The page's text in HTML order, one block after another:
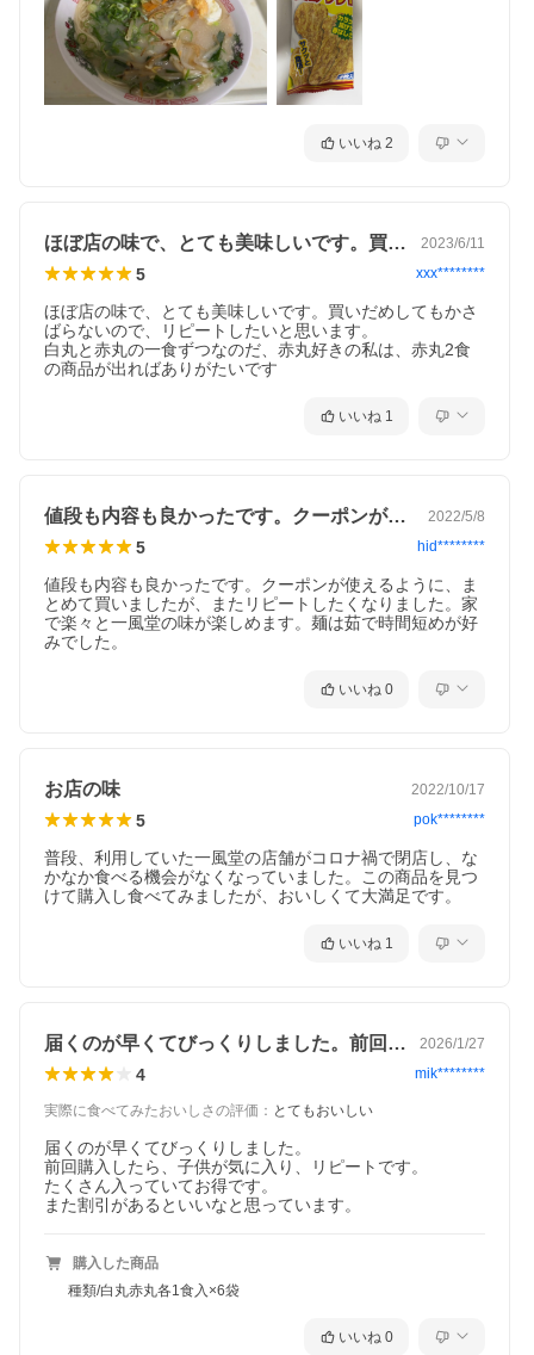
包装・のし 不可
間々町大間々2458-2
原材料名
●麺：小麦粉(国内製造)、食塩／かんすい
●スープ：ポークエキス、豚脂、なたね
油、たん白加水分解物、食塩、しょうゆ、
砂糖、にんにくペースト、酵母エキス、調
●スープ：ポークエキス、豚脂、なたね
油、たん白加水分解物、食塩、しょうゆ、
味エキス／調味料(アミノ酸等)、酒精、加
ゆ、唐辛子、みそ、食塩、豆板醤、パプリ
カ粉末、ごま油、醸造酢、生姜ペースト、
にんにくペースト／酒精、調味料(アミノ
酸等)、加工でんぷん、着色料(カロチノイ
ン)
※調理画像はイメージです。詳細は原材料をご確認ください。
※納品書、領収書の同梱は不可となります。商品ご到着後、注文履歴よ
りお客様にて印刷お願いいたします。
style="padding: 12px; text-align: left; font-weight: bold; backgroun
d-color: #f0f0f5;">包装・のし 不可 製造所 麺：星野物産 株式会社
群馬県みどり市大間々町大間々2458-2
スープ、辛味噌、香油：一番食品 株式会社 福岡県飯塚市伊川663-
●麺：小麦粉(国内製造)、食塩／かんすい
●スープ：ポークエキス(国内製造)、豚脂、食塩、たん白加水分解
物(大豆、ゼラチンを含む)、しょうゆ(小麦を含む)、砂糖、にんに
ん、カラメル色素、増粘剤(グァーガム)、香料
いいね 2
ほぼ店の味で、とても美味しいです。買い… 2023/6/11
5 xxx********
ほぼ店の味で、とても美味しいです。買いだめしてもかさ
ばらないので、リピートしたいと思います。
白丸と赤丸の一食ずつなのだ、赤丸好きの私は、赤丸2食
の商品が出ればありがたいです
いいね 1
値段も内容も良かったです。クーポンが使… 2022/5/8
5 hid********
値段も内容も良かったです。クーポンが使えるように、ま
とめて買いましたが、またリピートしたくなりました。家
で楽々と一風堂の味が楽しめます。麺は茹で時間短めが好
みでした。
いいね 0
お店の味 2022/10/17
5 pok********
普段、利用していた一風堂の店舗がコロナ禍で閉店し、な
かなか食べる機会がなくなっていました。この商品を見つ
けて購入し食べてみましたが、おいしくて大満足です。
いいね 1
届くのが早くてびっくりしました。前回購… 2026/1/27
4 mik********
実際に食べてみたおいしさの評価 ： とてもおいしい
届くのが早くてびっくりしました。
前回購入したら、子供が気に入り、リピートです。
たくさん入っていてお得です。
また割引があるといいなと思っています。
購入した商品
種類/白丸赤丸各1食入×6袋
いいね 0